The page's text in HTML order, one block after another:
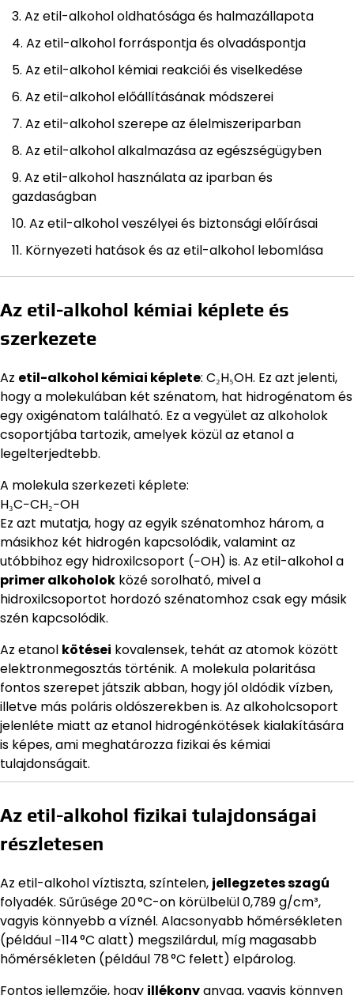
Az etil-alkohol oldhatósága és halmazállapota
Az etil-alkohol forráspontja és olvadáspontja
Az etil-alkohol kémiai reakciói és viselkedése
Az etil-alkohol előállításának módszerei
Az etil-alkohol szerepe az élelmiszeriparban
Az etil-alkohol alkalmazása az egészségügyben
Az etil-alkohol használata az iparban és
gazdaságban
Az etil-alkohol veszélyei és biztonsági előírásai
Környezeti hatások és az etil-alkohol lebomlása
Az etil-alkohol kémiai képlete és
szerkezete
Az etil-alkohol kémiai képlete: C₂H₅OH. Ez azt jelenti,
hogy a molekulában két szénatom, hat hidrogénatom és
egy oxigénatom található. Ez a vegyület az alkoholok
csoportjába tartozik, amelyek közül az etanol a
legelterjedtebb.
A molekula szerkezeti képlete:
H₃C−CH₂−OH
Ez azt mutatja, hogy az egyik szénatomhoz három, a
másikhoz két hidrogén kapcsolódik, valamint az
utóbbihoz egy hidroxilcsoport (−OH) is. Az etil-alkohol a
primer alkoholok közé sorolható, mivel a
hidroxilcsoportot hordozó szénatomhoz csak egy másik
szén kapcsolódik.
Az etanol kötései kovalensek, tehát az atomok között
elektronmegosztás történik. A molekula polaritása
fontos szerepet játszik abban, hogy jól oldódik vízben,
illetve más poláris oldószerekben is. Az alkoholcsoport
jelenléte miatt az etanol hidrogénkötések kialakítására
is képes, ami meghatározza fizikai és kémiai
tulajdonságait.
Az etil-alkohol fizikai tulajdonságai
részletesen
Az etil-alkohol víztiszta, színtelen, jellegzetes szagú
folyadék. Sűrűsége 20 °C-on körülbelül 0,789 g/cm³,
vagyis könnyebb a víznél. Alacsonyabb hőmérsékleten
(például −114 °C alatt) megszilárdul, míg magasabb
hőmérsékleten (például 78 °C felett) elpárolog.
Fontos jellemzője, hogy illékonyanyag, vagyis könnyen